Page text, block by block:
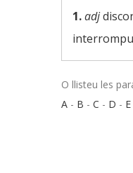
1.adj
O llisteu les
A - B - C - D - E